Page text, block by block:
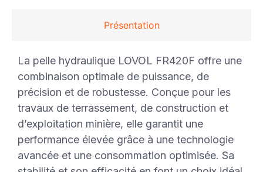
Présentation
La pelle hydraulique LOVOL FR420F offre une
combinaison optimale de puissance, de
précision et de robustesse. Conçue pour les
travaux de terrassement, de construction et
d’exploitation minière, elle garantit une
performance élevée grâce à une technologie
avancée et une consommation optimisée. Sa